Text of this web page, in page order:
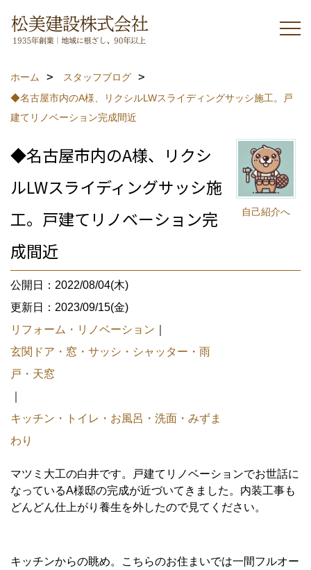
ホーム
スタッフブログ
◆名古屋市内のA様、リクシルLWスライディングサッシ施工。戸
建てリノベーション完成間近
自己紹介へ
◆名古屋市内のA様、リクシ
ルLWスライディングサッシ施
工。戸建てリノベーション完
成間近
公開日：2022/08/04(木)
更新日：2023/09/15(金)
リフォーム・リノベーション
玄関ドア・窓・サッシ・シャッター・雨
戸・天窓
キッチン・トイレ・お風呂・洗面・みずま
わり
マツミ大工の白井です。戸建てリノベーションでお世話に
なっているA様邸の完成が近づいてきました。内装工事も
どんどん仕上がり養生を外したので見てください。
キッチンからの眺め。こちらのお住まいでは一間フルオー